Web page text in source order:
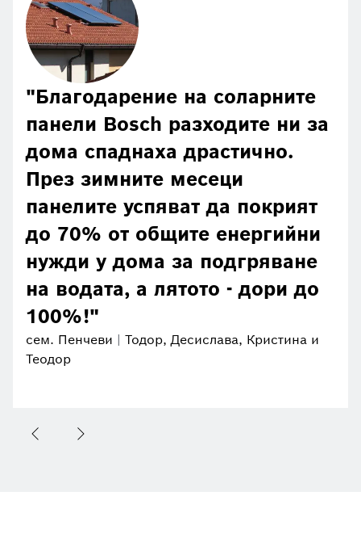
Благодарение на соларните
панели Bosch разходите ни за
дома спаднаха драстично.
През зимните месеци
панелите успяват да покрият
до 70% от общите енергийни
нужди у дома за подгряване
на водата, а лятото - дори до
100%!
сем. Пенчеви
Тодор, Десислава, Кристина и
Теодор